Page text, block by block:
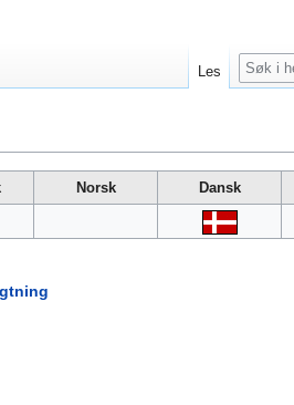
Norsk Dansk
Les
Søk